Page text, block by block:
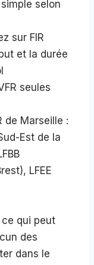
selon
sur FIR
et la durée
seules
de Marseille :
Est de la
LFEE
qui peut
des
dans le